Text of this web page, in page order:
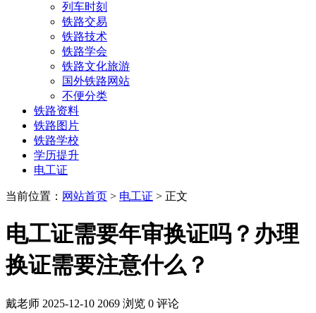
列车时刻
铁路交易
铁路技术
铁路学会
铁路文化旅游
国外铁路网站
不便分类
铁路资料
铁路图片
铁路学校
学历提升
电工证
当前位置： 网站首页 > 电工证 > 正文
电工证需要年审换证吗？办理
换证需要注意什么？
戴老师 2025-12-10 2069 浏览 0 评论